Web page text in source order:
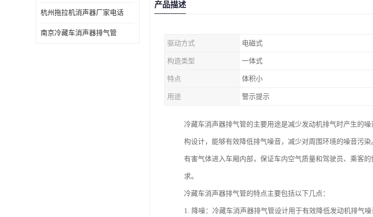
杭州拖拉机消声器厂家电话
南京冷藏车消声器排气管
产品描述
驱动方式 电磁式
构造类型 一体式
特点 体积小
用途 警示提示
冷藏车消声器排气管的主要用途是减少发动机排气时产生的
构设计，能够有效降低排气噪音，减少对周围环境的噪音污
有害气体进入车厢内部，保证车内空气质量和驾驶员、乘客
求。
冷藏车消声器排气管的特点主要包括以下几点：
1. 降噪：冷藏车消声器排气管设计用于有效降低发动机排气